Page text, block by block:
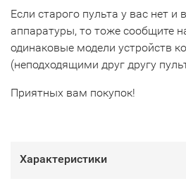
Если старого пульта у вас нет и
аппаратуры, то тоже сообщите
одинаковые модели устройств
(неподходящими друг другу
Приятных вам покупок!
Характеристики